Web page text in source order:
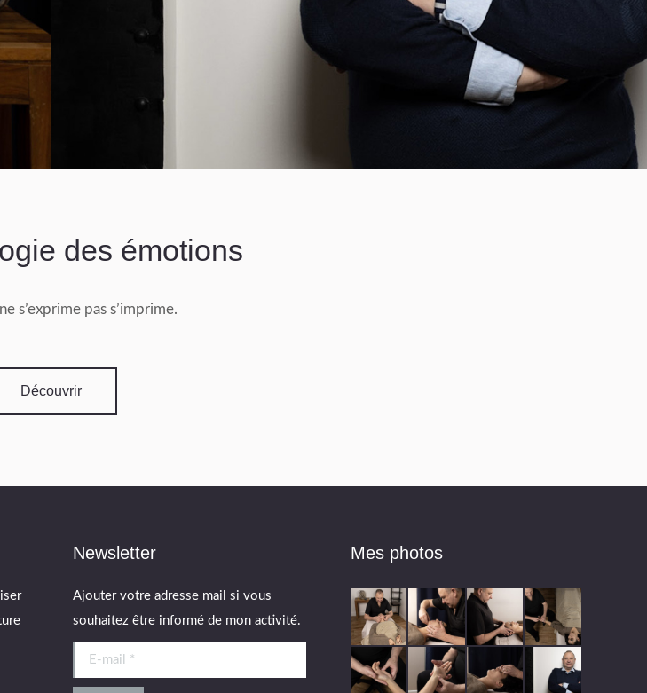
des émotions
s’exprime pas s’imprime.
Découvrir
Newsletter
Ajouter votre adresse mail si vous
souhaitez être informé de mon activité.
E-mail *
Mes photos